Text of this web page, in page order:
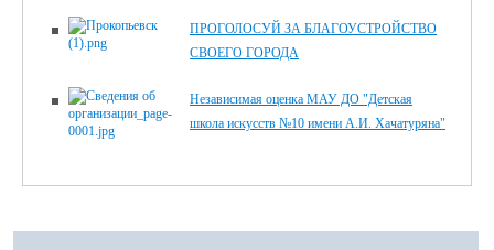
ПРОГОЛОСУЙ ЗА БЛАГОУСТРОЙСТВО
СВОЕГО ГОРОДА
Независимая оценка МАУ ДО "Детская
школа искусств №10 имени А.И. Хачатуряна"